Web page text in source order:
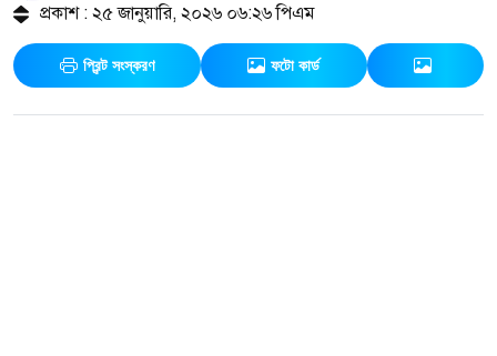
প্রকাশ : ২৫ জানুয়ারি, ২০২৬ ০৬:২৬ পিএম
প্রিন্ট সংস্করণ ফটো কার্ড